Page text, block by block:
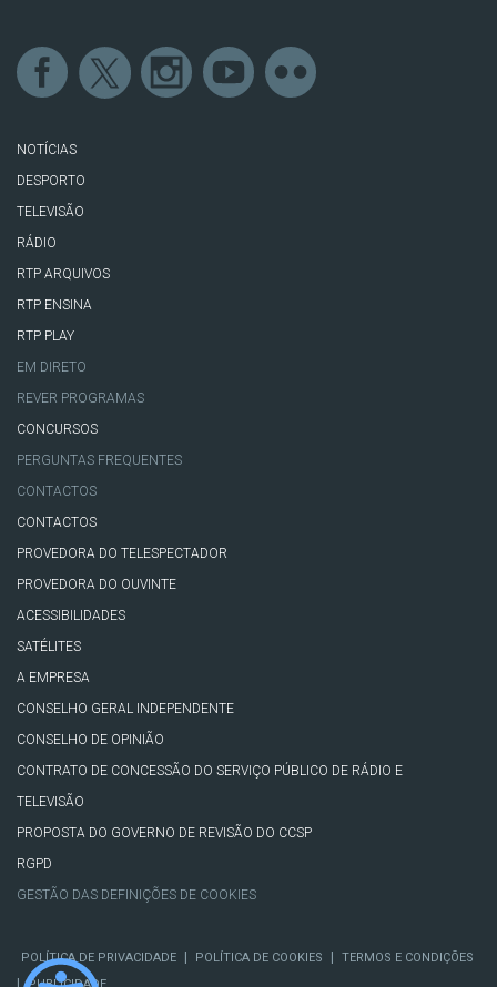
NOTÍCIAS
DESPORTO
TELEVISÃO
RÁDIO
RTP ARQUIVOS
RTP ENSINA
RTP PLAY
EM DIRETO
REVER PROGRAMAS
CONCURSOS
PERGUNTAS FREQUENTES
CONTACTOS
CONTACTOS
PROVEDORA DO TELESPECTADOR
PROVEDORA DO OUVINTE
ACESSIBILIDADES
SATÉLITES
A EMPRESA
CONSELHO GERAL INDEPENDENTE
CONSELHO DE OPINIÃO
CONTRATO DE CONCESSÃO DO SERVIÇO PÚBLICO DE RÁDIO E
TELEVISÃO
PROPOSTA DO GOVERNO DE REVISÃO DO CCSP
RGPD
GESTÃO DAS DEFINIÇÕES DE COOKIES
POLÍTICA DE PRIVACIDADE POLÍTICA DE COOKIES TERMOS E CONDIÇÕES